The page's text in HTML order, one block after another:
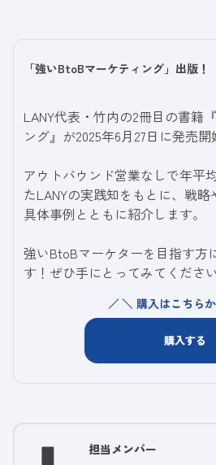
「強いBtoBマーケティング」出版！
LANY代表・竹内の2冊目の書籍
ング』が2025年6月27日に発売開
アウトバウンド営業なしで年平
たLANYの実践知をもとに、戦
具体事例とともに紹介します。
強いBtoBマーケターを目指す方
す！ぜひ手にとってみてください
＼ 購入はこちら
購入する
担当メンバー